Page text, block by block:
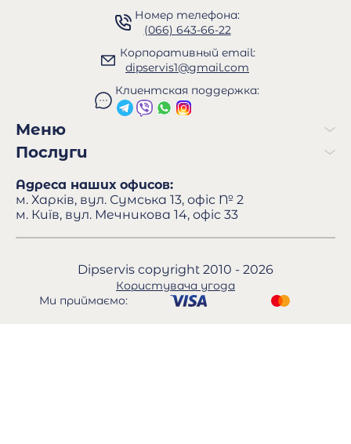
Номер телефона:
(066) 643-66-22
Корпоративный email:
dipservis1@gmail.com
Клиентская поддержка:
Меню
Послуги
Адреса наших офисов:
м. Харків, вул. Сумська 13, офіс № 2
м. Київ, вул. Мечникова 14, офіс 33
Dipservis copyright 2010 - 2026
Користувача угода
Ми приймаємо: